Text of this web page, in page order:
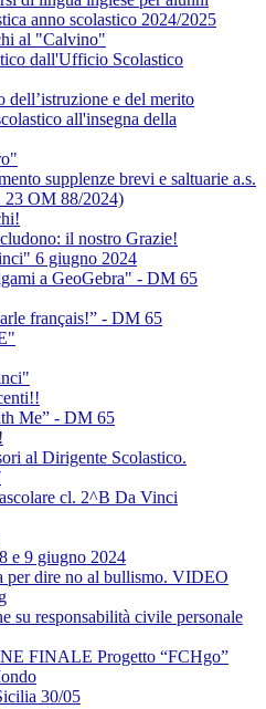
anno scolastico 2024/2025
al "Calvino"
dall'Ufficio Scolastico
dell’istruzione e del merito
all'insegna della
supplenze brevi e saltuarie a.s.
23 OM 88/2024)
il nostro Grazie!
6 giugno 2024
a GeoGebra" - DM 65
français!” - DM 65
Me” - DM 65
al Dirigente Scolastico.
cl. 2^B Da Vinci
e 9 giugno 2024
per dire no al bullismo. VIDEO
su responsabilità civile personale
FINALE Progetto “FCHgo”
30/05